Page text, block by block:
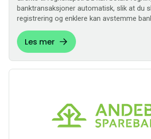
banktransaksjoner automatisk, slik at du
registrering og enklere kan avstemme
Les mer